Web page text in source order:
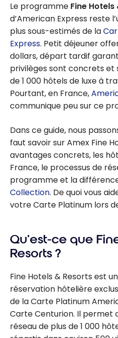
Le programme Fine Hotels
d’American Express reste
plus sous-estimés de la
Express. Petit déjeuner
dollars, départ tardif garanti
privilèges sont concrets et
de 1 000 hôtels de luxe à
Pourtant, en France,
communique peu sur ce
Dans ce guide, nous
faut savoir sur Amex Fine
avantages concrets, les
France, le processus de
programme et la
Collection. De quoi vous
votre Carte Platinum lors
Qu’est-ce que
Resorts ?
Fine Hotels & Resorts est
réservation hôtelière
de la Carte Platinum
Carte Centurion. Il permet
réseau de plus de 1 000